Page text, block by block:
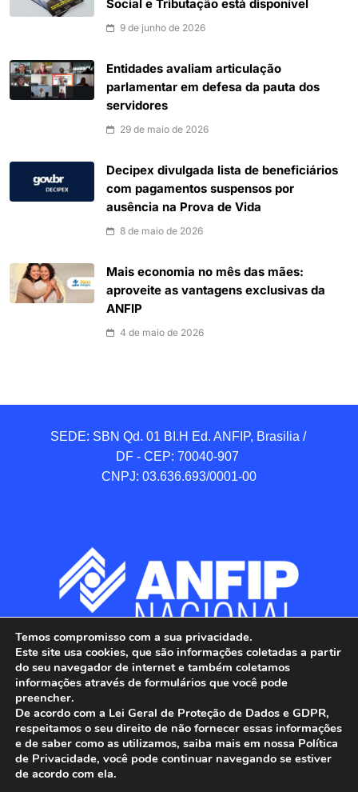
Social e Tributação está disponível
9 de junho de 2026
Entidades avaliam articulação
parlamentar em defesa da pauta dos
servidores
29 de maio de 2026
Decipex divulgada lista de beneficiários
com pagamentos suspensos por
ausência na Prova de Vida
8 de maio de 2026
Mais economia no mês das mães:
aproveite as vantagens exclusivas da
ANFIP
4 de maio de 2026
SEDE: SBN Qd. 01 BI.H Ed. ANFIP, Brasilia /
DF - CEP: 70040-907
CNPJ: 03.636.693/0001-00
ANFIP - Associação Nacional dos Auditores
Fiscais da Receita Federal do Brasil.
Temos compromisso com a sua privacidade.
Este site usa cookies, que são informações coletadas a partir
do seu navegador de internet e também coletamos
informações através de formulários que você pode
preencher.
De acordo com a Lei Geral de Proteção de Dados e GDPR,
respeitamos o seu direito de não fornecer essas informações
e de saber como as utilizamos, saiba mais em nossa Política
de Privacidade, você pode continuar navegando se estiver
de acordo com ela.